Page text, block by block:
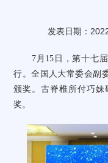
发表日期：
7月15日，第十七
行。全国人大常委会副
颁奖。古脊椎所付巧妹
奖。